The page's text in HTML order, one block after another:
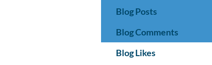
Blog Posts
Blog Comments
Blog Likes